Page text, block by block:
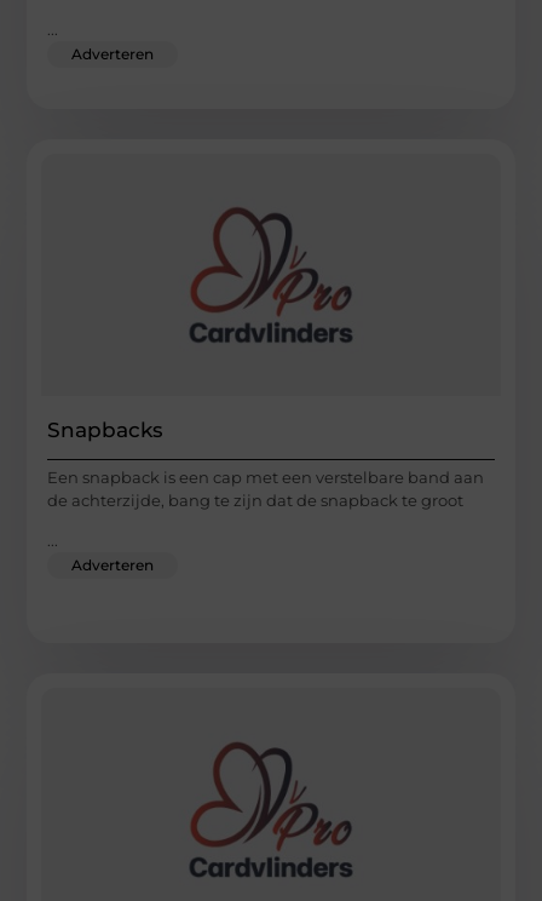
Adverteren
Snapbacks
Een snapback is een cap met een verstelbare band aan
de achterzijde, bang te zijn dat de snapback te groot
...
Adverteren